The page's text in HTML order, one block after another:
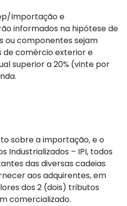
Importação e
informados na hipótese de
ou componentes sejam
de comércio exterior e
superior a 20% (vinte por
sobre a importação, e o
Industrializados – IPI, todos
das diversas cadeias
aos adquirentes, em
dos 2 (dois) tributos
comercializado.